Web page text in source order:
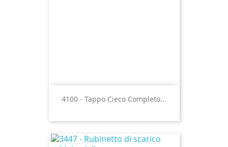
4100 - Tappo Cieco Completo...